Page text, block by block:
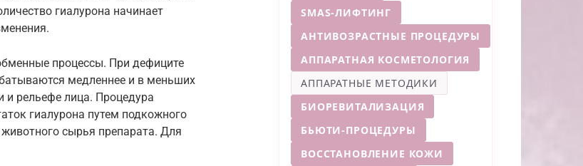
гиалурона начинает
процессы. При дефиците
медленнее и в меньших
и рельефе лица. Процедура
гиалурона путем подкожного
животного сырья препарата. Для
SMAS-ЛИФТИНГ
АНТИВОЗРАСТНЫЕ ПРОЦЕДУРЫ
АППАРАТНАЯ КОСМЕТОЛОГИЯ
АППАРАТНЫЕ МЕТОДИКИ
БИОРЕВИТАЛИЗАЦИЯ
БЬЮТИ-ПРОЦЕДУРЫ
ВОССТАНОВЛЕНИЕ КОЖИ